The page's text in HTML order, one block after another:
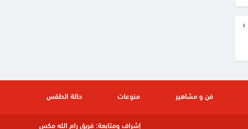
فن و مشاهير منوعات حالة الطقس
إشراف ومتابعة:فريق رام الله مكس